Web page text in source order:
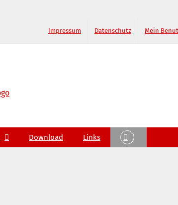
Impressum Datenschutz Mein
Download Links